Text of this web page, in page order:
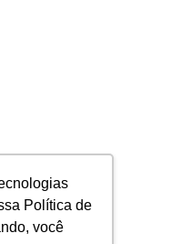
Política de
você